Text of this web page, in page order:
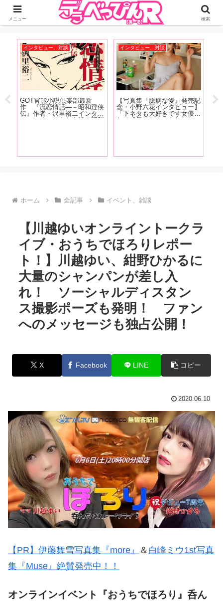
ジーオーティーが運営するちょっとHなニュースサイ。サイト内のリンクには
DMMアフィリエイトが含まれているものがあります
インタビュー、対談
GOT官能小説倶楽部最新
作 『流恋情話―－昭和淫侠
伝』作者・沢里裕二インタビ
ュー 「エロさと人情で昭和
インタビュー、対談
【写真集『臆病な愛』発売記
念・小野六花インタビュー】
「下ネタも大好きです女優と
して成長したのかもしれない
【
ホーム 全記事 イベント、雑談
【川越ゆいオンライントークラ
イブ・おうちでほろりレポー
ト！】川越ゆい、紺野ひかるに
大量のシャンパンが差し入
れ！ ソーシャルディスタン
ス撮影ポーズも発明！ ファン
へのメッセージも独占公開！
X Facebook LINE コピー
2020.06.10
【PR】伊藤舞雪写真集『more』 ＆ 白峰ミウ1st写真
集『Muse』絶賛発売中！！
オンラインイベント『おうちでほろり』呑ん
メニュー 検索